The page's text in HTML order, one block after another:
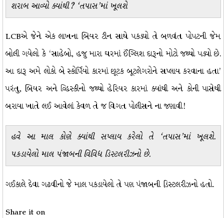
શરાબ આવ્યો ક્યાંથી? ‘તપાસ’માં ખૂલશે
LCBએ જેને એક લાખના બિયર ટીન સાથે પકડ્યો તે બળવંત પોપટની જેમ
બોલી ગયેલો કે ‘સાહેબો, હજુ મારા ઘરમાં ઈંગ્લિશ દારૂનો મોટો જથ્થો પડ્યો છે.
આ દારૂ અમે લોકો બે સ્કોર્પિયો કારમાં છૂટક બૂટલેગરોને સપ્લાય કરવાના હતા’
પરંતુ, બિયર અને વ્હિસ્કીનો જથ્થો હેરિયર કારમાં ક્યાંથી અને કોની પાસેથી
બરાયા ખાતે લઈ આવેલાં કેવળ તે જ વિગત પોલીસને ના જણાવી!
હવે આ માલ કોણે ક્યાંથી સપ્લાય કરેલો તે ‘તપાસ’માં ખૂલશે.
પકડાયેલો માલ પંજાબની વિવિધ ડિસ્ટલરીઝનો છે.
ગઈકાલે દેવા ગઢવીનો જે માલ પકડાયેલો તે પણ પંજાબની ડિસ્ટલરીઝનો હતો.
Share it on